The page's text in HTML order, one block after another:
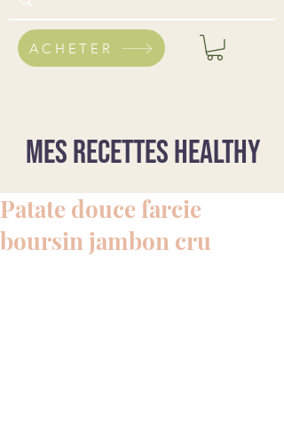
ACHETER
Mes recettes healthy
Patate douce farcie
boursin jambon cru